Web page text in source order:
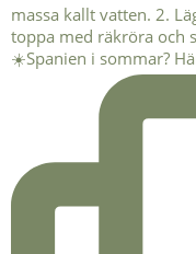
☀️Spanien i sommar?